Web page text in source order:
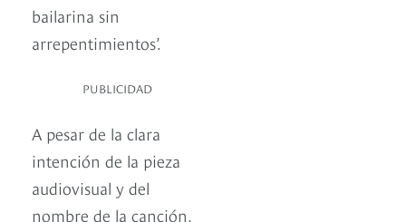
bailarina sin
arrepentimientos’.
PUBLICIDAD
A pesar de la clara
intención de la pieza
audiovisual y del
nombre de la canción,